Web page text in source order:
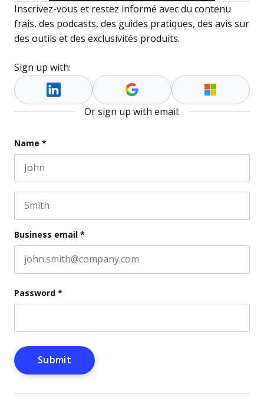
Inscrivez-vous et restez informé avec du contenu
frais, des podcasts, des guides pratiques, des avis sur
des outils et des exclusivités produits.
Sign up with:
Or sign up with email:
URL
This field is for validation purposes and should be
Name *
Business email *
Password *